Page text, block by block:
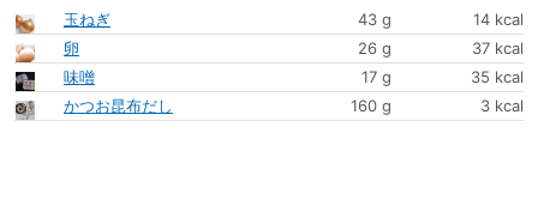
玉ねぎ 43 g
14 kcal
卵
26 g
37 kcal
味噌
17 g
35 kcal
かつお昆布だし
160 g 3 kcal